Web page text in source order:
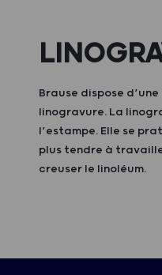
Brause dispose
linogravure. La
l’estampe. Elle se
plus tendre à
creuser le linoléum.